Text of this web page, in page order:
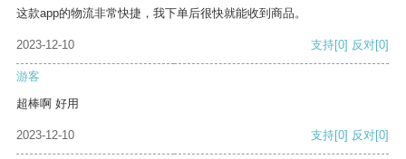
这款app的物流非常快捷，我下单后很快就能收到商品。
2023-12-10 支持[0] 反对[0]
游客
超棒啊 好用
2023-12-10 支持[0] 反对[0]